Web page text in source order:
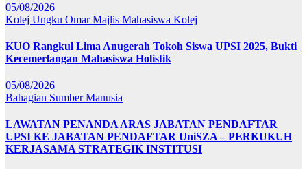
05/08/2026
Kolej Ungku OmarMajlis Mahasiswa Kolej
KUO Rangkul Lima Anugerah Tokoh Siswa UPSI 2025, Bukti
Kecemerlangan Mahasiswa Holistik
05/08/2026
Bahagian Sumber Manusia
LAWATAN PENANDA ARAS JABATAN PENDAFTAR
UPSI KE JABATAN PENDAFTAR UniSZA – PERKUKUH
KERJASAMA STRATEGIK INSTITUSI